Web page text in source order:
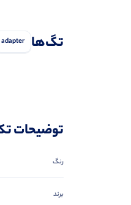
تگ‌ها adapter
توضیحات
رنگ
برند